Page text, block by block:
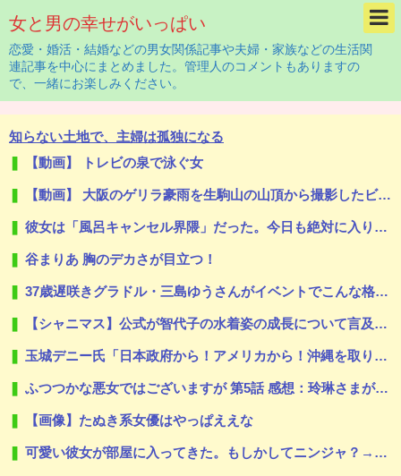
女と男の幸せがいっぱい
恋愛・婚活・結婚などの男女関係記事や夫婦・家族などの生活関
連記事を中心にまとめました。管理人のコメントもありますの
で、一緒にお楽しみください。
知らない土地で、主婦は孤独になる
【動画】 トレビの泉で泳ぐ女
【動画】 大阪のゲリラ豪雨を生駒山の山頂から撮影したビデオが美しい。
彼女は「風呂キャンセル界隈」だった。今日も絶対に入りたくない！ → お風呂の前でこうなります…
谷まりあ 胸のデカさが目立つ！
37歳遅咲きグラドル・三島ゆうさんがイベントでこんな格好する
【シャニマス】公式が智代子の水着姿の成長について言及してる！！！
玉城デニー氏「日本政府から！アメリカから！沖縄を取り戻す！」（動画あり）
ふつつかな悪女ではございますが 第5話 感想：玲琳さまが見事な舞を披露！莉莉をいじめた奴が見つからない！
【画像】たぬき系女優はやっぱええな
可愛い彼女が部屋に入ってきた。もしかしてニンジャ？→スタイリッシュな動きはこちらです…